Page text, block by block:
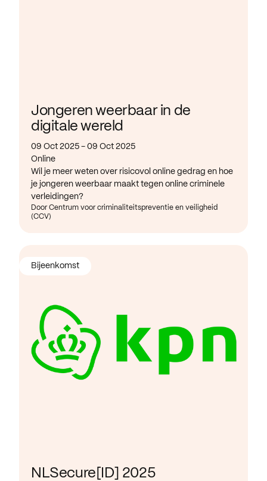
Jongeren weerbaar in de
digitale wereld
09 Oct 2025 - 09 Oct 2025
Online
Wil je meer weten over risicovol online gedrag en hoe
je jongeren weerbaar maakt tegen online criminele
verleidingen?
Door Centrum voor criminaliteitspreventie en veiligheid
(CCV)
NLSecure[ID] 2025
Bijeenkomst